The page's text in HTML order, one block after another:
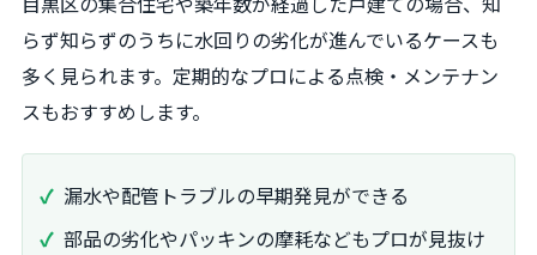
らず知らずのうちに水回りの劣化が進んでいるケースも
多く見られます。定期的なプロによる点検・メンテナン
スもおすすめします。
漏水や配管トラブルの早期発見ができる
部品の劣化やパッキンの摩耗などもプロが見抜け